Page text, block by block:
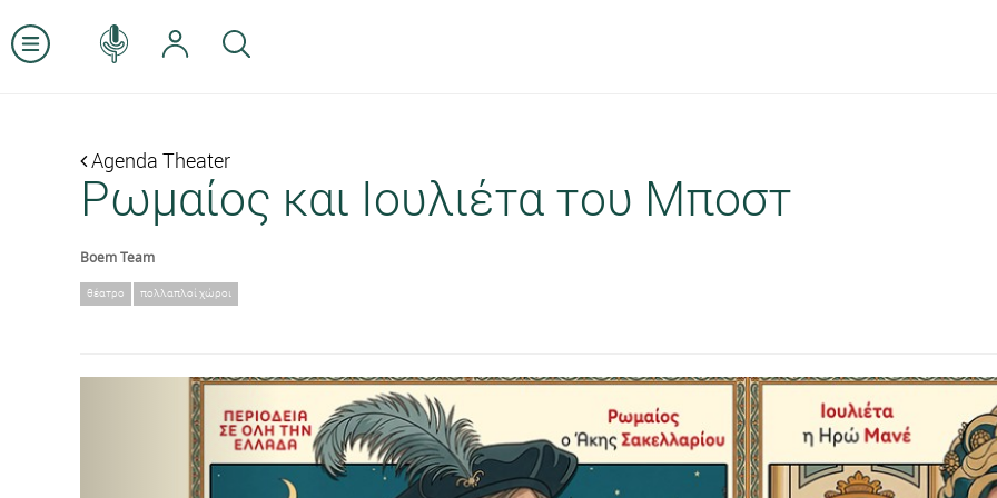
Agenda Theater
Ρωμαίος και Ιουλιέτα του Μποστ
Boem Team
θέατρο πολλαπλοί χώροι
Previous